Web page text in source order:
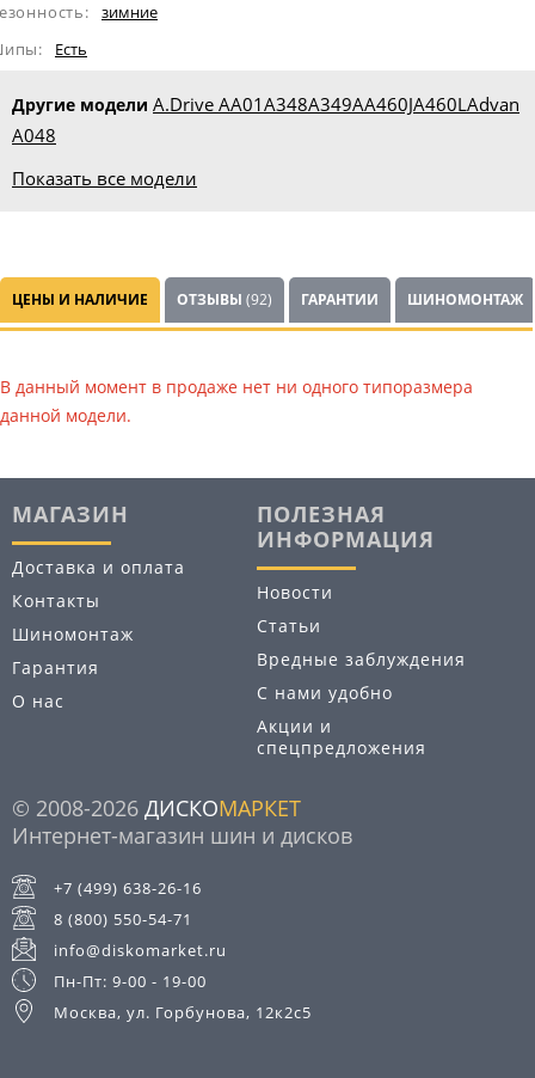
зимние
Eсть
Другие модели A.Drive AA01A348A349AA460JA460LAdvan
A048
Показать все модели
ЦЕНЫ И НАЛИЧИЕ ОТЗЫВЫ (92) ГАРАНТИИ ШИНОМОНТАЖ
В данный момент в продаже нет ни одного типоразмера
данной модели.
МАГАЗИН
Доставка и оплата
Контакты
Шиномонтаж
Гарантия
О нас
ПОЛЕЗНАЯ
ИНФОРМАЦИЯ
Новости
Статьи
Вредные заблуждения
С нами удобно
Акции и
спецпредложения
© 2008-2026 ДИСКОМАРКЕТ
Интернет-магазин шин и дисков
+7 (499) 638-26-16
8 (800) 550-54-71
info@diskomarket.ru
Пн-Пт: 9-00 - 19-00
Москва, ул. Горбунова, 12к2с5